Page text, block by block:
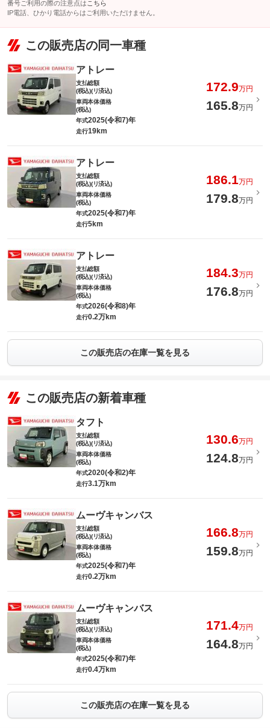
番号ご利用の際の注意点は こちら
IP電話、ひかり電話からはご利用いただけません。
この販売店の同一車種
アトレー
支払総額
(税込)(リ済込)
172.9万円
車両本体価格
(税込)
165.8万円
年式2025(令和7)年
走行19km
アトレー
支払総額
(税込)(リ済込)
186.1万円
車両本体価格
(税込)
179.8万円
年式2025(令和7)年
走行5km
アトレー
支払総額
(税込)(リ済込)
184.3万円
車両本体価格
(税込)
176.8万円
年式2026(令和8)年
走行0.2万km
この販売店の在庫一覧を見る
この販売店の新着車種
タフト
支払総額
(税込)(リ済込)
130.6万円
車両本体価格
(税込)
124.8万円
年式2020(令和2)年
走行3.1万km
ムーヴキャンバス
支払総額
(税込)(リ済込)
166.8万円
車両本体価格
(税込)
159.8万円
年式2025(令和7)年
走行0.2万km
ムーヴキャンバス
支払総額
(税込)(リ済込)
171.4万円
車両本体価格
(税込)
164.8万円
年式2025(令和7)年
走行0.4万km
この販売店の在庫一覧を見る